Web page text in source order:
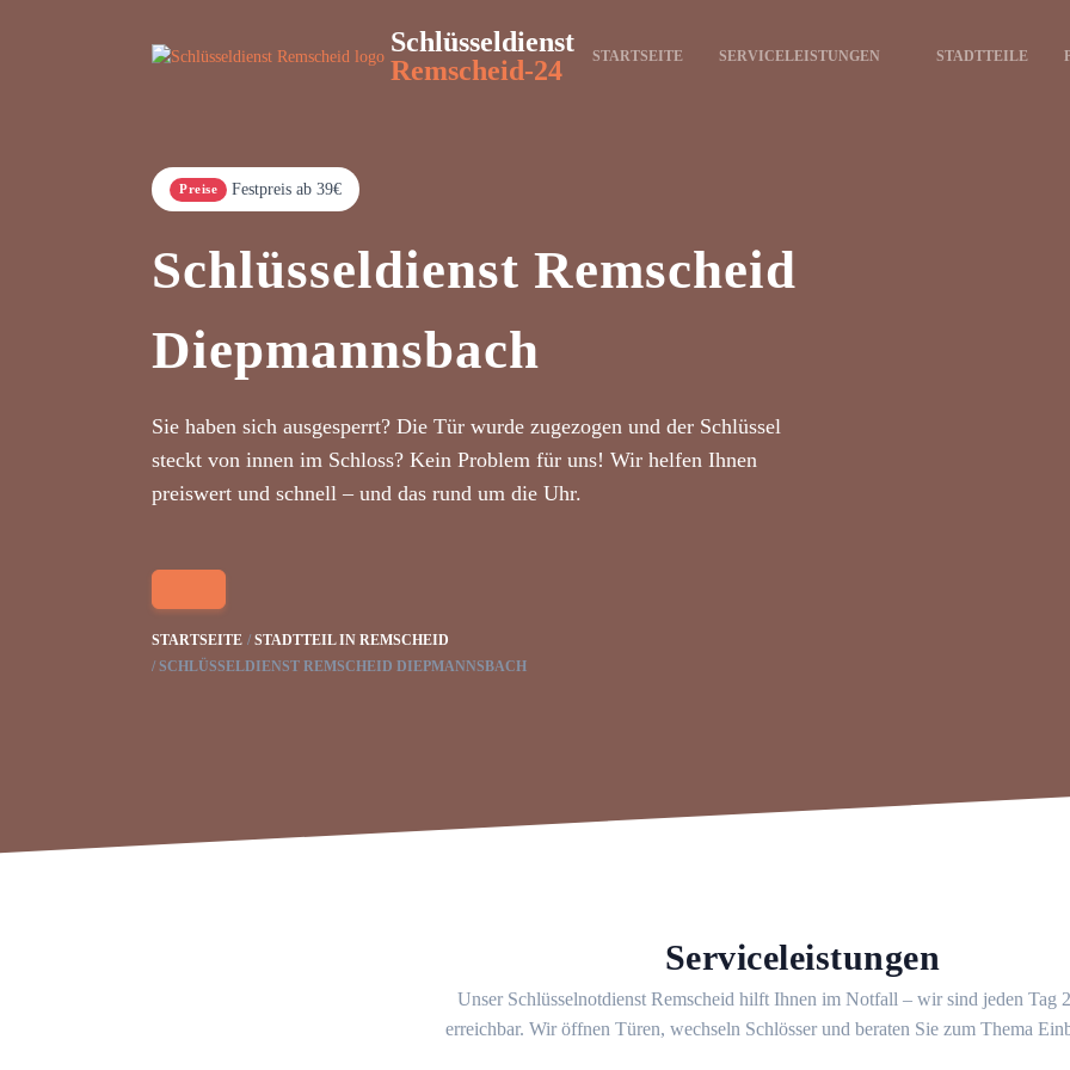
Schlüsseldienst
Remscheid-24
STARTSEITE SERVICELEISTUNGEN STADTTEILE
Preise Festpreis ab 39€
Schlüsseldienst Remscheid
Diepmannsbach
Sie haben sich ausgesperrt? Die Tür wurde zugezogen und der Schlüssel
steckt von innen im Schloss? Kein Problem für uns! Wir helfen Ihnen
preiswert und schnell – und das rund um die Uhr.
STARTSEITE
STADTTEIL IN REMSCHEID
SCHLÜSSELDIENST REMSCHEID DIEPMANNSBACH
Serviceleistungen
Unser Schlüsselnotdienst Remscheid hilft Ihnen im Notfall – wir sind jeden Tag
erreichbar. Wir öffnen Türen, wechseln Schlösser und beraten Sie zum Thema